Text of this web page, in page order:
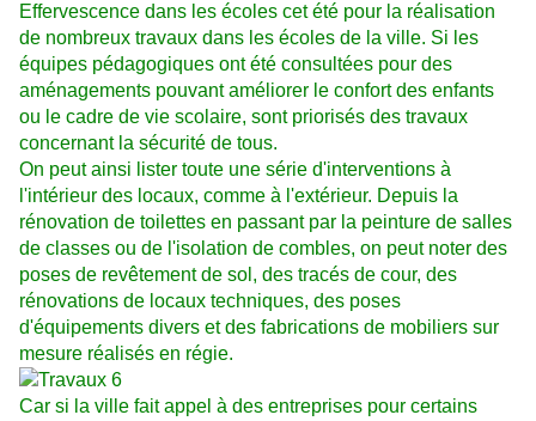
Effervescence dans les écoles cet été pour la réalisation
de nombreux travaux dans les écoles de la ville. Si les
équipes pédagogiques ont été consultées pour des
aménagements pouvant améliorer le confort des enfants
ou le cadre de vie scolaire, sont priorisés des travaux
concernant la sécurité de tous.
On peut ainsi lister toute une série d'interventions à
l'intérieur des locaux, comme à l'extérieur. Depuis la
rénovation de toilettes en passant par la peinture de salles
de classes ou de l'isolation de combles, on peut noter des
poses de revêtement de sol, des tracés de cour, des
rénovations de locaux techniques, des poses
d'équipements divers et des fabrications de mobiliers sur
mesure réalisés en régie.
Car si la ville fait appel à des entreprises pour certains